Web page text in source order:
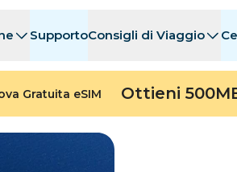
SupportoConsigli di Viaggio
Gratuita eSIM Ottieni